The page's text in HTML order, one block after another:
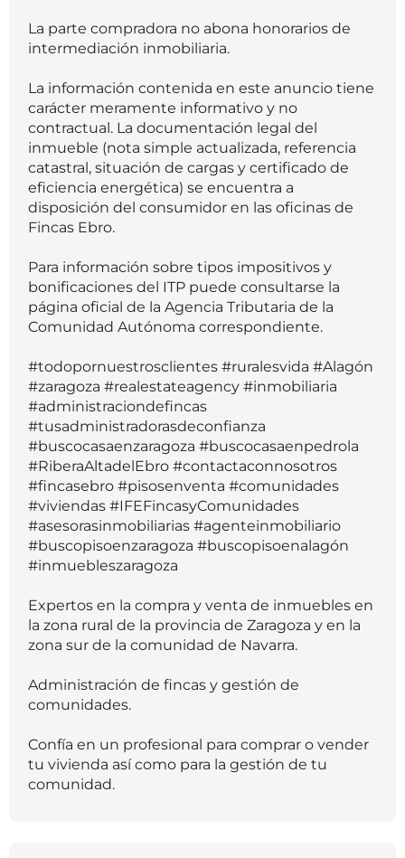
La parte compradora no abona honorarios de
intermediación inmobiliaria.
La información contenida en este anuncio tiene
carácter meramente informativo y no
contractual. La documentación legal del
inmueble (nota simple actualizada, referencia
catastral, situación de cargas y certificado de
eficiencia energética) se encuentra a
disposición del consumidor en las oficinas de
Fincas Ebro.
Para información sobre tipos impositivos y
bonificaciones del ITP puede consultarse la
página oficial de la Agencia Tributaria de la
Comunidad Autónoma correspondiente.
#todopornuestrosclientes #ruralesvida #Alagón
#zaragoza #realestateagency #inmobiliaria
#administraciondefincas
#tusadministradorasdeconfianza
#buscocasaenzaragoza #buscocasaenpedrola
#RiberaAltadelEbro #contactaconnosotros
#fincasebro #pisosenventa #comunidades
#viviendas #IFEFincasyComunidades
#asesorasinmobiliarias #agenteinmobiliario
#buscopisoenzaragoza #buscopisoenalagón
#inmuebleszaragoza
Expertos en la compra y venta de inmuebles en
la zona rural de la provincia de Zaragoza y en la
zona sur de la comunidad de Navarra.
Administración de fincas y gestión de
comunidades.
Confía en un profesional para comprar o vender
tu vivienda así como para la gestión de tu
comunidad.